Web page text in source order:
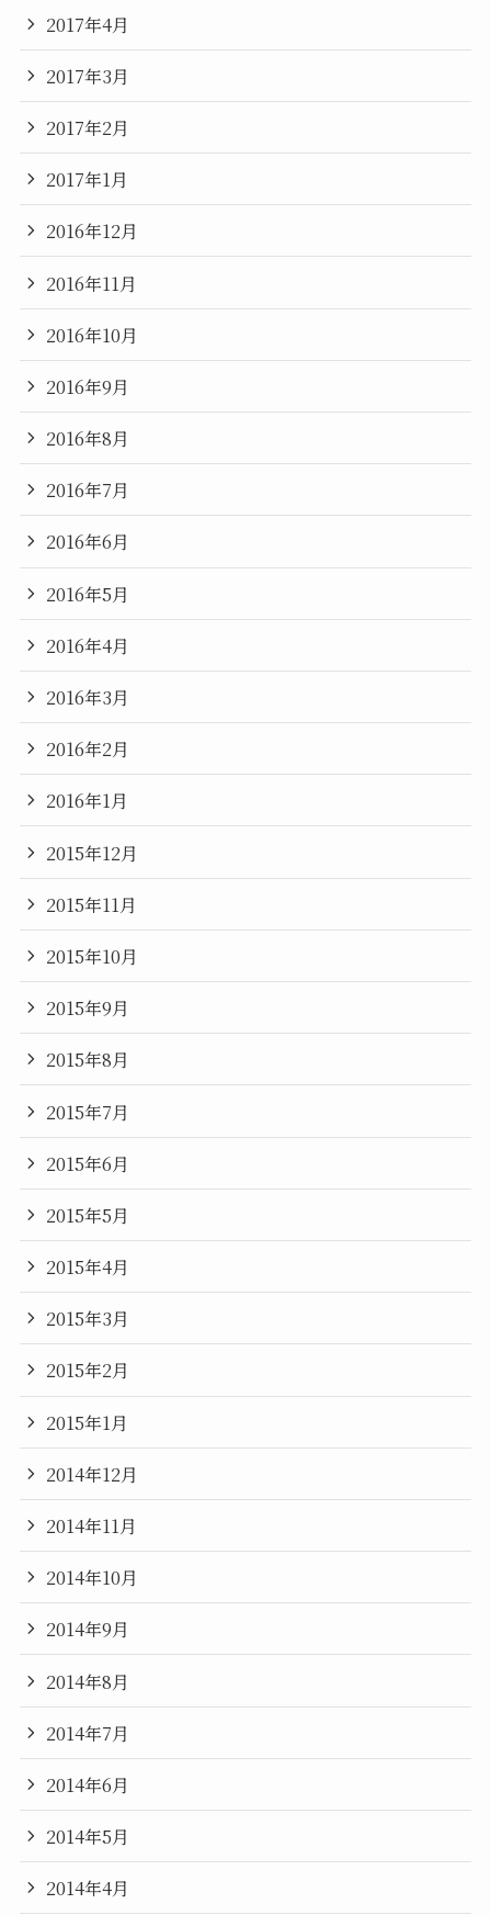
2017年4月
2017年3月
2017年2月
2017年1月
2016年12月
2016年11月
2016年10月
2016年9月
2016年8月
2016年7月
2016年6月
2016年5月
2016年4月
2016年3月
2016年2月
2016年1月
2015年12月
2015年11月
2015年10月
2015年9月
2015年8月
2015年7月
2015年6月
2015年5月
2015年4月
2015年3月
2015年2月
2015年1月
2014年12月
2014年11月
2014年10月
2014年9月
2014年8月
2014年7月
2014年6月
2014年5月
2014年4月